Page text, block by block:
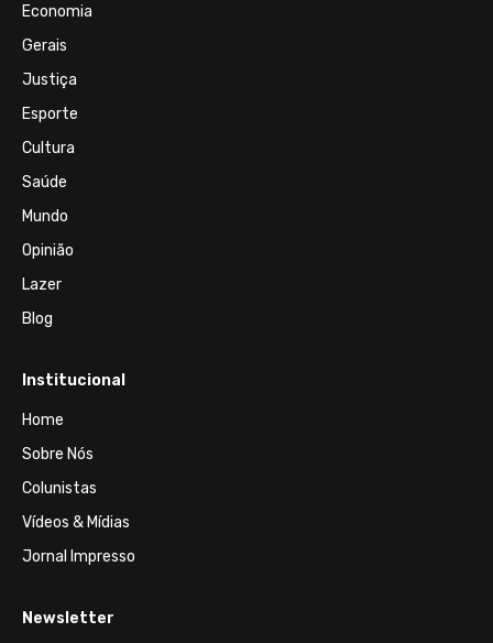
Economia
Gerais
Justiça
Esporte
Cultura
Saúde
Mundo
Opinião
Lazer
Blog
Institucional
Home
Sobre Nós
Colunistas
Vídeos & Mídias
Jornal Impresso
Newsletter